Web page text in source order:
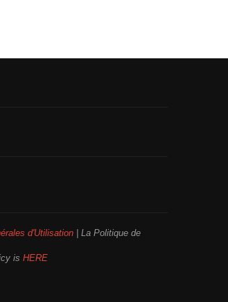
d'Utilisation| La Politique de
is HERE